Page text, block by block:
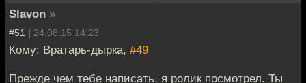
Slavon »
#51 | 24.08.15 14:23
Кому: Вратарь-дырка, #49
Прежде чем тебе написать, я ролик посмотрел. Ты